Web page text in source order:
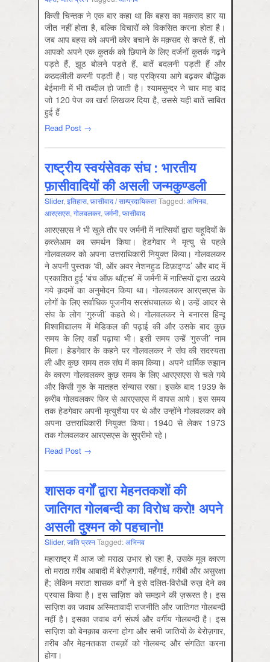
किसी चिन्‍तक ने एक बार कहा था कि बहस का मक़सद हार या
जीत नहीं होता है, बल्कि विचारों को विकसित करना होता है।
जब आप बहस को अपनी कोर बचाने के मक़सद से करते हैं, तो
आपको अपने एक कुतर्क को छिपाने के लिए दर्जनों कुतर्क गढ़ने
पड़ते हैं, झूठ बोलने पड़ते हैं, बातें बदलनी पड़ती हैं और
कठदलीली करनी पड़ती है। यह प्रक्रिया आगे बढ़़कर बौद्धिक
बेईमानी में भी तब्‍दील हो जाती है। श्‍यामसुन्‍दर ने चार माह बाद
जो 120 पेज का खर्रा लिखकर दिया है, उससे यही बातें साबित
हुई हैं
Read Post →
राष्ट्रीय स्वयंसेवक संघ : भारतीय
फ़ासीवादियों की असली जन्मकुण्डली
Slider, इतिहास, फ़ासीवाद / साम्‍प्रदायिकताTagged:अभिनव,
आरएसएस, गोलवलकर, जर्मनी, फासीवाद
आरएसएस ने भी खुले तौर पर जर्मनी में नात्सियों द्वारा यहूदियों के
क़त्लेआम का समर्थन किया। हेडगेवार ने मृत्यु से पहले
गोलवलकर को अपना उत्तराधिकारी नियुक्त किया। गोलवलकर
ने अपनी पुस्तक ‘वी, ऑर अवर नेशनहुड डिफ़ाइण्ड’ और बाद में
प्रकाशित हुई ‘बंच ऑफ़ थॉट्स’ में जर्मनी में नात्सियों द्वारा उठाये
गये क़दमों का अनुमोदन किया था। गोलवलकर आरएसएस के
लोगों के लिए सर्वाधिक पूजनीय सरसंघचालक थे। उन्हें आदर से
संघ के लोग ‘गुरुजी’ कहते थे। गोलवलकर ने बनारस हिन्दू
विश्वविद्यालय में मेडिकल की पढ़ाई की और उसके बाद कुछ
समय के लिए वहाँ पढ़ाया भी। इसी समय उन्हें ‘गुरुजी’ नाम
मिला। हेडगेवार के कहने पर गोलवलकर ने संघ की सदस्यता
ली और कुछ समय तक संघ में काम किया। अपने धार्मिक रुझान
के कारण गोलवलकर कुछ समय के लिए आरएसएस से चले गये
और किसी गुरु के मातहत संन्यास रखा। इसके बाद 1939 के
क़रीब गोलवलकर फिर से आरएसएस में वापस आये। इस समय
तक हेडगेवार अपनी मृत्युशैया पर थे और उन्होंने गोलवलकर को
अपना उत्तराधिकारी नियुक्त किया। 1940 से लेकर 1973
तक गोलवलकर आरएसएस के सुप्रीमो रहे।
Read Post →
शासक वर्गों द्वारा मेहनतकशों की
जातिगत गोलबन्दी का विरोध करो! अपने
असली दुश्मन को पहचानो!
Slider, जाति प्रश्‍नTagged:अभिनव
महाराष्ट्र में आज जो मराठा उभार हो रहा है, उसके मूल कारण
तो मराठा ग़रीब आबादी में बेरोज़गारी, महँगाई, ग़रीबी और असुरक्षा
है; लेकिन मराठा शासक वर्गों ने इसे दलित-विरोधी रुख़ देने का
प्रयास किया है। इस साज़िश को समझने की ज़रूरत है। इस
साज़िश का जवाब अस्मितावादी राजनीति और जातिगत गोलबन्दी
नहीं है। इसका जवाब वर्ग संघर्ष और वर्गीय गोलबन्दी है। इस
साज़िश को बेनक़ाब करना होगा और सभी जातियों के बेरोज़गार,
ग़रीब और मेहनतकश तबक़ों को गोलबन्द और संगठित करना
होगा।